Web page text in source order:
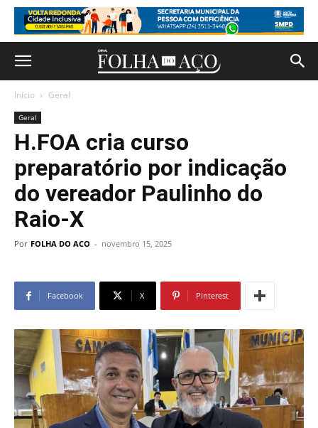
Início Geral
Geral
H.FOA cria curso
preparatório por indicação
do vereador Paulinho do
Raio-X
Por FOLHA DO ACO - novembro 15, 2025
Facebook X Pinterest